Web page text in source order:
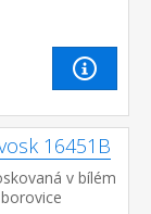
16451B
v bílém